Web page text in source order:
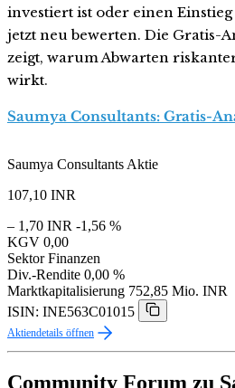
investiert ist oder einen
jetzt neu bewerten. Die Gratis-
zeigt, warum Abwarten
wirkt.
Saumya Consultants: Gratis-
Saumya Consultants Aktie
107,10 INR
– 1,70 INR -1,56 %
KGV 0,00
Sektor Finanzen
Div.-Rendite 0,00 %
Marktkapitalisierung 752,85 Mio. INR
ISIN: INE563C01015
Aktiendetails öffnen
Community Forum zu